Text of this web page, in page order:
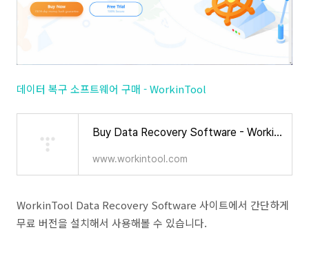
데이터 복구 소프트웨어 구매 - WorkinTool
Buy Data Recovery Software - WorkinTool
www.workintool.com
WorkinTool Data Recovery Software 사이트에서 간단하게
무료 버전을 설치해서 사용해볼 수 있습니다.